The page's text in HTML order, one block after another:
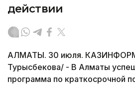
действии
АЛМАТЫ. 30 июля.
Турысбекова/ - В Алматы
программа по краткосрочной